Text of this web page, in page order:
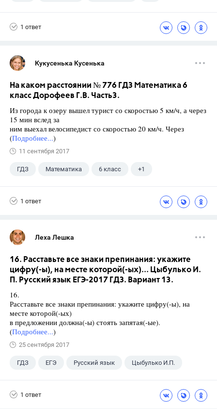
1 ответ
Кукусенька Кусенька
На каком расстоянии № 776 ГДЗ Математика 6
класс Дорофеев Г.В. Часть3.
Из города к озеру вышел турист со скоростью 5 км/ч, а через
15 мин вслед за
ним выехал велосипедист со скоростью 20 км/ч. Через
(Подробнее...)
11 сентября 2017
ГДЗ Математика 6 класс +1
1 ответ
Леха Лешка
16. Расставьте все знаки препинания: укажите
цифру(-ы), на месте которой(-ых)... Цыбулько И.
П. Русский язык ЕГЭ-2017 ГДЗ. Вариант 13.
16.
Расставьте все знаки препинания: укажите цифру(-ы), на
месте которой(-ых)
в предложении должна(-ы) стоять запятая(-ые).
(Подробнее...)
25 сентября 2017
ГДЗ ЕГЭ Русский язык Цыбулько И.П.
1 ответ